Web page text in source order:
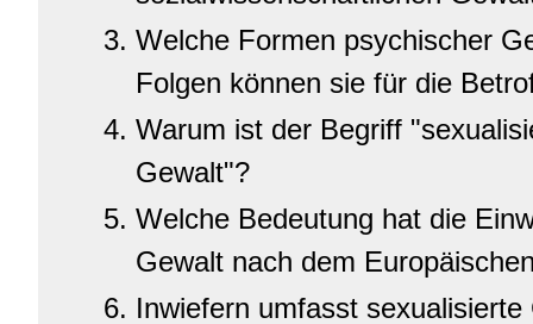
Welche Formen psychischer
Folgen können sie für die
Warum ist der Begriff
Gewalt"?
Welche Bedeutung hat die
Gewalt nach dem
Inwiefern umfasst